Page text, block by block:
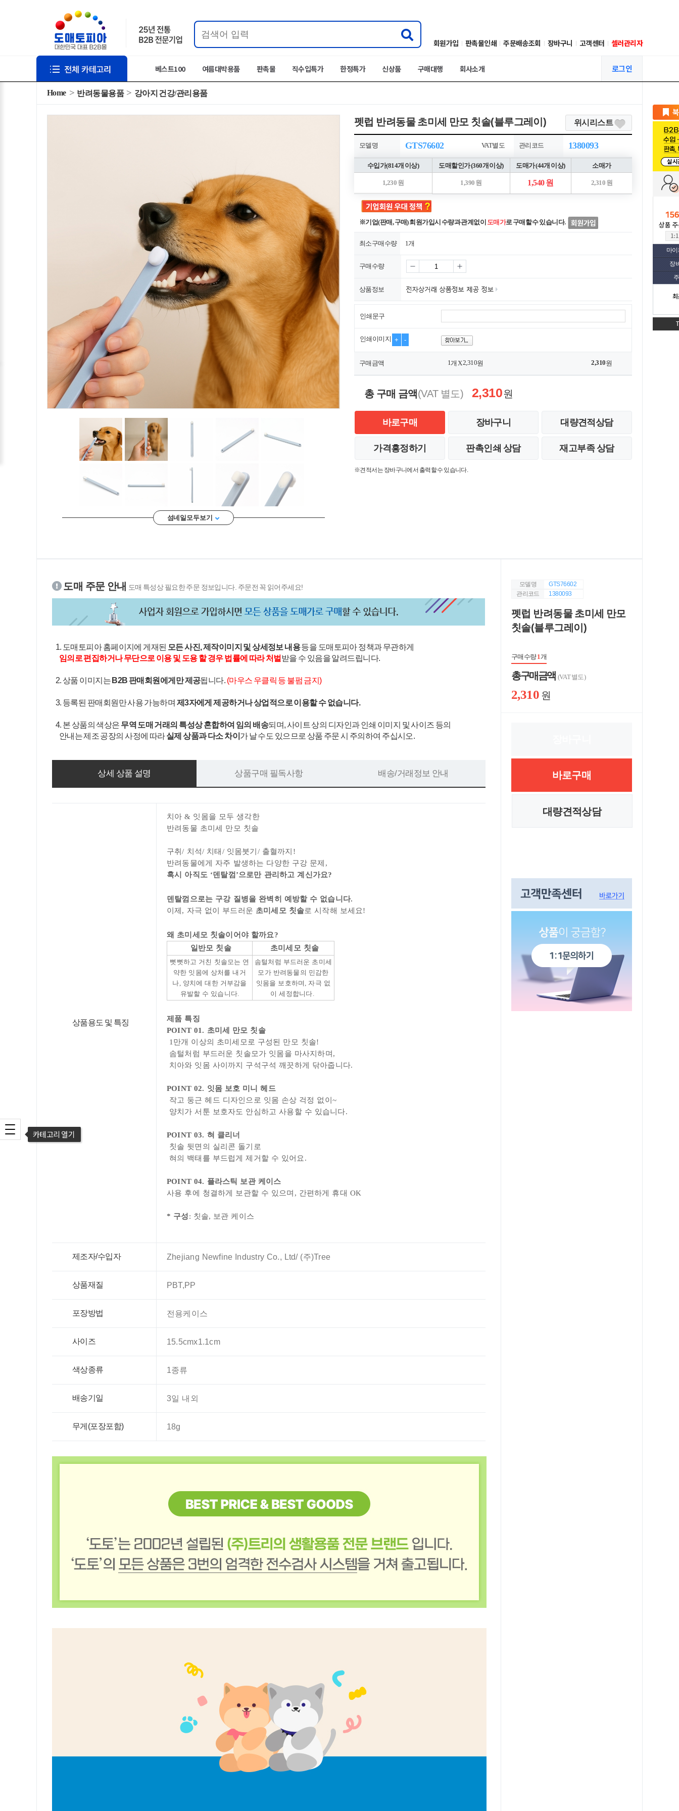
회원가입 판촉물인쇄 주문배송조회 장바구니 고객센터 셀러관리자
베스트100 여름대박용품 판촉물 직수입특가 한정특가 신상품 구매대행 회사소개 로그인
마
장
카테고리 열기
Home 반려동물용품 강아지 건강/관리용품
섬네일 모두 보기
펫럽 반려동물 초미세 만모 칫솔(블루그레이) 위시리스트
모델명 GTS76602 VAT별도 관리코드 1380093
수입가(814개 이상) 도매할인가 (360개 이상) 도매가 (44개 이상) 소매가
1,230 원 1,390 원 1,540 원 2,310 원
※기업(판매, 구매) 회원가입시 수량과 관계없이 도매가로 구매할 수 있습니다.
최소구매수량 1개
구매수량
상품정보
인쇄문구
인쇄이미지 + -
구매금액 1개 X2,310원 2,310원
총 구매 금액(VAT 별도) 2,310원
바로구매 장바구니 대량견적상담
가격흥정하기 판촉인쇄 상담 재고부족 상담
※견적서는 장바구니에서 출력할 수 있습니다.
도매 주문 안내 도매 특성상 필요한 주문 정보입니다. 주문전 꼭 읽어주세요!
1. 도매토피아 홈페이지에 게재된 모든 사진, 제작이미지 및 상세정보 내용등을 도매토피아 정책과 무관하게
임의로 편집하거나 무단으로 이용 및 도용 할 경우 법률에 따라 처벌 받을 수 있음을 알려드립니다.
2. 상품 이미지는 B2B 판매회원에게만 제공됩니다. (마우스 우클릭 등 불펌 금지)
3. 등록된 판매회원만 사용 가능하며 제3자에게 제공하거나 상업적으로 이용할 수 없습니다.
4. 본 상품의 색상은 무역 도매 거래의 특성상 혼합하여 임의 배송되며, 사이트 상의 디자인과 인쇄 이미지 및 사이즈 등의
안내는 제조 공장의 사정에 따라실제 상품과 다소 차이 가 날 수도 있으므로 상품 주문 시 주의하여 주십시오.
상세 상품 설명 상품구매 필독사항 배송/거래정보 안내
상품용도 및 특징
치아 & 잇몸을 모두 생각한
반려동물 초미세 만모 칫솔
구취/ 치석/ 치태/ 잇몸붓기/ 출혈까지!
반려동물에게 자주 발생하는 다양한 구강 문제,
혹시 아직도 ‘덴탈껌’으로만 관리하고 계신가요?
덴탈껌으로는 구강 질병을 완벽히 예방할 수 없습니다.
이제, 자극 없이 부드러운 초미세모 칫솔로 시작해 보세요!
왜 초미세모 칫솔이어야 할까요?
일반모 칫솔
초미세모 칫솔
뻣뻣하고 거친 칫솔모는 연
약한 잇몸에 상처를 내거
나,양치에 대한 거부감을
유발할 수 있습니다.
솜털처럼 부드러운 초미세
모가반려동물의 민감한
잇몸을 보호하며, 자극 없
이 세정합니다.
제품 특징
POINT 01. 초미세 만모 칫솔
1만개 이상의 초미세모 로 구성된 만모 칫솔!
솜털처럼 부드러운 칫솔모가 잇몸을 마사지하며,
치아와 잇몸 사이까지 구석구석 깨끗하게 닦아줍니다.
POINT 02. 잇몸 보호 미니 헤드
작고 둥근 헤드 디자인으로 잇몸 손상 걱정 없이~
양치가 서툰 보호자도 안심하고 사용할 수 있습니다.
POINT 03. 혀 클리너
칫솔 뒷면의 실리콘 돌기로
혀의 백태를 부드럽게 제거할 수 있어요 .
POINT 04. 플라스틱 보관 케이스
사용 후에 청결하게 보관할 수 있으며, 간편하게 휴대 OK
* 구성: 칫솔, 보관 케이스
제조자/수입자 Zhejiang Newfine Industry Co., Ltd/ (주)Tree
상품재질 PBT,PP
포장방법 전용케이스
사이즈 15.5cmx1.1cm
색상종류 1종류
배송기일 3일 내외
무게(포장포함) 18g
모델명
GTS76602
관리코드
1380093
펫럽 반려동물 초미세 만모
칫솔(블루그레이)
구매수량1개
총 구매 금액 (VAT 별도)
2,310 원
바로구매
대량견적상담